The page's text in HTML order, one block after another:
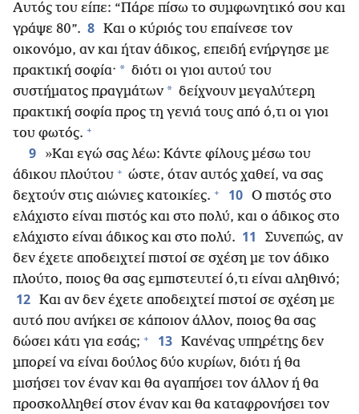
Αυτός του είπε: “Πάρε πίσω το συμφωνητικό σου και
γράψε 80”. 8 Και ο κύριός του επαίνεσε τον
οικονόμο, αν και ήταν άδικος, επειδή ενήργησε με
πρακτική σοφία· * διότι οι γιοι αυτού του
συστήματος πραγμάτων * δείχνουν μεγαλύτερη
πρακτική σοφία προς τη γενιά τους από ό,τι οι γιοι
του φωτός. +
9
»Και εγώ σας λέω: Κάντε φίλους μέσω του
άδικου πλούτου + ώστε, όταν αυτός χαθεί, να σας
δεχτούν στις αιώνιες κατοικίες. + 10 Ο πιστός στο
ελάχιστο είναι πιστός και στο πολύ, και ο άδικος στο
ελάχιστο είναι άδικος και στο πολύ. 11
Συνεπώς, αν
δεν έχετε αποδειχτεί πιστοί σε σχέση με τον άδικο
πλούτο, ποιος θα σας εμπιστευτεί ό,τι είναι αληθινό;
12 Και αν δεν έχετε αποδειχτεί πιστοί σε σχέση με
αυτό που ανήκει σε κάποιον άλλον, ποιος θα σας
δώσει κάτι για εσάς; + 13 Κανένας υπηρέτης δεν
μπορεί να είναι δούλος δύο κυρίων, διότι ή θα
μισήσει τον έναν και θα αγαπήσει τον άλλον ή θα
προσκολληθεί στον έναν και θα καταφρονήσει τον